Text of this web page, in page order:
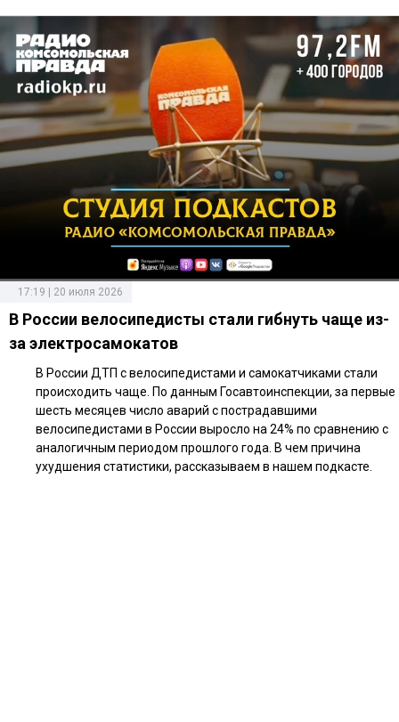
17:19 | 20 июля 2026
В России велосипедисты стали гибнуть чаще из-
за электросамокатов
В России ДТП с велосипедистами и самокатчиками стали
происходить чаще. По данным Госавтоинспекции, за первые
шесть месяцев число аварий с пострадавшими
велосипедистами в России выросло на 24% по сравнению с
аналогичным периодом прошлого года. В чем причина
ухудшения статистики, рассказываем в нашем подкасте.